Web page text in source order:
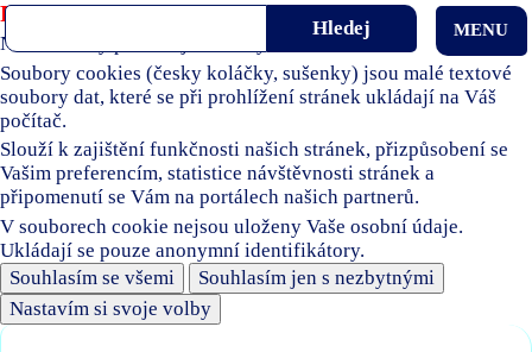
Používáme soubory cookies
Naše stránky používají soubory cookies.
Soubory cookies (česky koláčky, sušenky) jsou malé textové
soubory dat, které se při prohlížení stránek ukládají na Váš
počítač.
Slouží k zajištění funkčnosti našich stránek, přizpůsobení se
Vašim preferencím, statistice návštěvnosti stránek a
připomenutí se Vám na portálech našich partnerů.
V souborech cookie nejsou uloženy Vaše osobní údaje.
Ukládají se pouze anonymní identifikátory.
Souhlasím se všemi
Souhlasím jen s nezbytnými
Nastavím si svoje volby
MENU